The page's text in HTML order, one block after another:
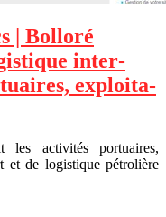
| Bolloré
in­ter­
exploita­
activités portuaires,
et de logistique pétrolière